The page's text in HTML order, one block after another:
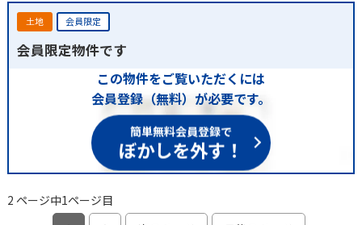
土地 会員限定
会員限定物件です
この物件をご覧いただくには
会員登録（無料）が必要です。
簡単無料会員登録で
ぼかしを外す！
2 ページ中1ページ目